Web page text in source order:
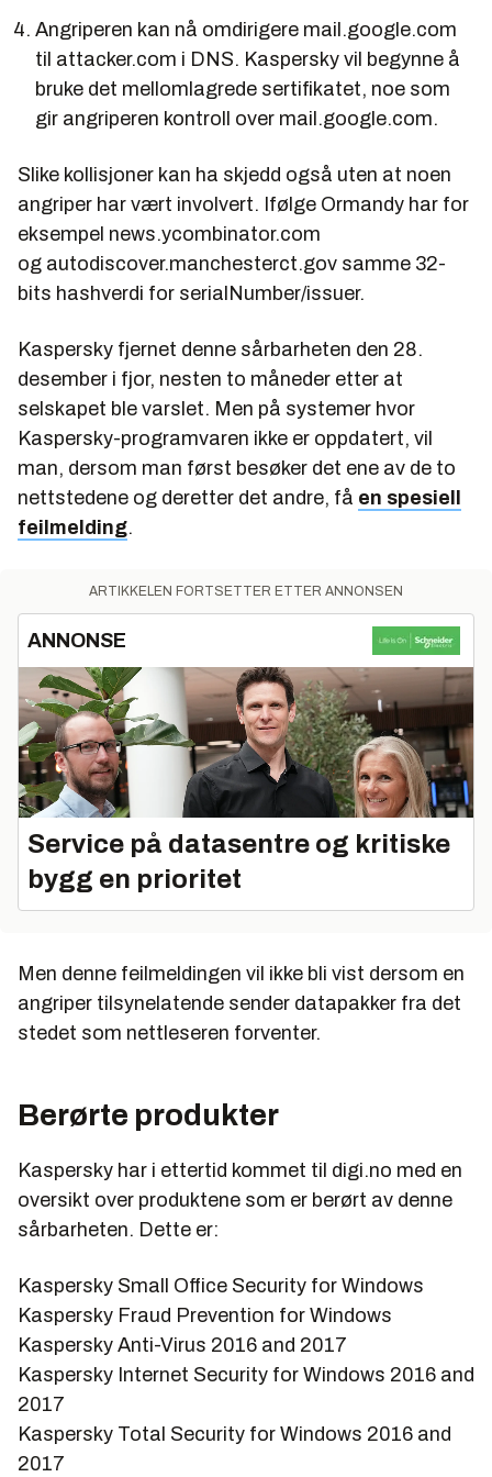
Angriperen kan nå omdirigere mail.google.com
til attacker.com i DNS. Kaspersky vil begynne å
bruke det mellomlagrede sertifikatet, noe som
gir angriperen kontroll over mail.google.com.
Slike kollisjoner kan ha skjedd også uten at noen
angriper har vært involvert. Ifølge Ormandy har for
eksempel news.ycombinator.com
og autodiscover.manchesterct.gov samme 32-
bits hashverdi for serialNumber/issuer.
Kaspersky fjernet denne sårbarheten den 28.
desember i fjor, nesten to måneder etter at
selskapet ble varslet. Men på systemer hvor
Kaspersky-programvaren ikke er oppdatert, vil
man, dersom man først besøker det ene av de to
nettstedene og deretter det andre, få en spesiell
feilmelding.
ARTIKKELEN FORTSETTER ETTER ANNONSEN
ANNONSE
Service på datasentre og kritiske
bygg en prioritet
Men denne feilmeldingen vil ikke bli vist dersom en
angriper tilsynelatende sender datapakker fra det
stedet som nettleseren forventer.
Berørte produkter
Kaspersky har i ettertid kommet til digi.no med en
oversikt over produktene som er berørt av denne
sårbarheten. Dette er:
Kaspersky Small Office Security for Windows
Kaspersky Fraud Prevention for Windows
Kaspersky Anti-Virus 2016 and 2017
Kaspersky Internet Security for Windows 2016 and
2017
Kaspersky Total Security for Windows 2016 and
2017